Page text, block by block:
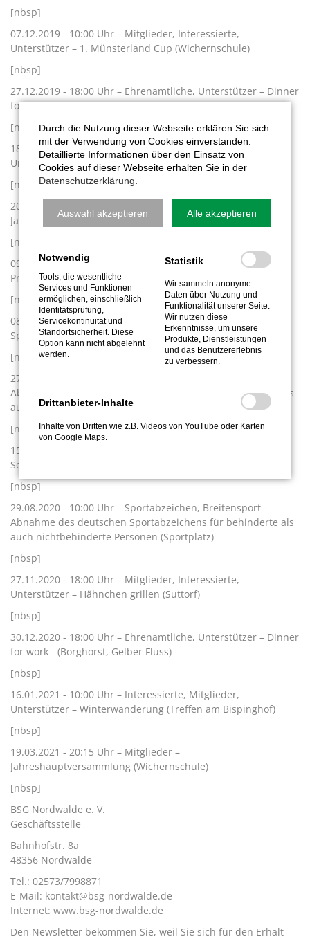
[nbsp]
07.12.2019 - 10:00 Uhr – Mitglieder, Interessierte,
Unterstützer – 1. Münsterland Cup (Wichernschule)
[nbsp]
27.12.2019 - 18:00 Uhr – Ehrenamtliche, Unterstützer – Dinner
for work - (Borghorst, Gelber Fluss)
[nbsp]
18.01.2020 - 10:00 Uhr – Interessierte, Mitglieder,
Unterstützer – Winterwanderung (Treffen am Bispinghof)
[nbsp]
20.03.2020 - 20:15 Uhr – Mitglieder –
Jahreshauptversammlung (Wichernschule)
[nbsp]
09.04.2020 – 18:00 Uhr – Prellball – Gründonnerstags
Prellballturnier - (Wichernhalle Nordwalde)
[nbsp]
08.06.2020 – 17:00 Uhr – Alle SportlerInnen –
Sporttauglichkeitsuntersuchung Vereinsarzt Brockötter
[nbsp]
27.06.2020 - 10:00 Uhr – Sportabzeichen, Breitensport –
Abnahme des deutschen Sportabzeichens für behinderte als
auch nichtbehinderte Personen (Sportplatz)
[nbsp]
15.07.2020 - 17:00 Uhr – Interessierte, Mitglieder –
Sommerradtour (Treffen an der KvG)
[nbsp]
29.08.2020 - 10:00 Uhr – Sportabzeichen, Breitensport –
Abnahme des deutschen Sportabzeichens für behinderte als
auch nichtbehinderte Personen (Sportplatz)
[nbsp]
27.11.2020 - 18:00 Uhr – Mitglieder, Interessierte,
Unterstützer – Hähnchen grillen (Suttorf)
[nbsp]
30.12.2020 - 18:00 Uhr – Ehrenamtliche, Unterstützer – Dinner
for work - (Borghorst, Gelber Fluss)
[nbsp]
16.01.2021 - 10:00 Uhr – Interessierte, Mitglieder,
Unterstützer – Winterwanderung (Treffen am Bispinghof)
[nbsp]
19.03.2021 - 20:15 Uhr – Mitglieder –
Jahreshauptversammlung (Wichernschule)
[nbsp]
BSG Nordwalde e. V.
Geschäftsstelle
Bahnhofstr. 8a
48356 Nordwalde
Tel.: 02573/7998871
E-Mail: kontakt@bsg-nordwalde.de
Internet: www.bsg-nordwalde.de
Den Newsletter bekommen Sie, weil Sie sich für den Erhalt
Durch die Nutzung dieser Webseite erklären Sie sich
mit der Verwendung von Cookies einverstanden.
Detaillierte Informationen über den Einsatz von
Cookies auf dieser Webseite erhalten Sie in der
Datenschutzerklärung
Auswahl akzeptieren Alle akzeptieren
Notwendig
Tools, die wesentliche
Services und Funktionen
ermöglichen, einschließlich
Identitätsprüfung,
Servicekontinuität und
Standortsicherheit. Diese
Option kann nicht abgelehnt
werden.
Statistik
Wir sammeln anonyme
Daten über Nutzung und -
Funktionalität unserer Seite.
Wir nutzen diese
Erkenntnisse, um unsere
Produkte, Dienstleistungen
und das Benutzererlebnis
zu verbessern.
Drittanbieter-Inhalte
Inhalte von Dritten wie z.B. Videos von YouTube oder Karten
von Google Maps.